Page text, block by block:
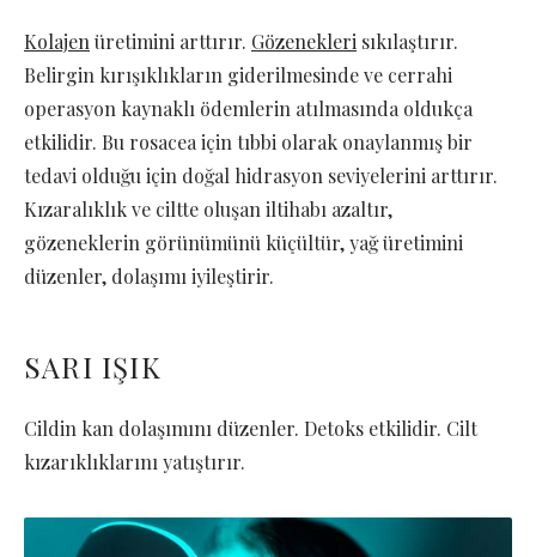
Kolajen üretimini arttırır. Gözenekleri sıkılaştırır.
Belirgin kırışıklıkların giderilmesinde ve cerrahi
operasyon kaynaklı ödemlerin atılmasında oldukça
etkilidir. Bu rosacea için tıbbi olarak onaylanmış bir
tedavi olduğu için doğal hidrasyon seviyelerini arttırır.
Kızaralıklık ve ciltte oluşan iltihabı azaltır,
gözeneklerin görünümünü küçültür, yağ üretimini
düzenler, dolaşımı iyileştirir.
SARI IŞIK
Cildin kan dolaşımını düzenler. Detoks etkilidir. Cilt
kızarıklıklarını yatıştırır.